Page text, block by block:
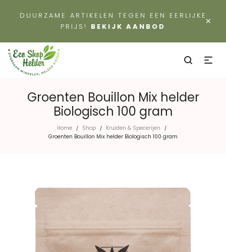
×
DUURZAME ARTIKELEN TEGEN EEN EERLIJKE
PRIJS! BEKIJK AANBOD
Groenten Bouillon Mix helder
Biologisch 100 gram
Home / Shop / Kruiden & Specerijen /
Groenten Bouillon Mix helder Biologisch 100 gram